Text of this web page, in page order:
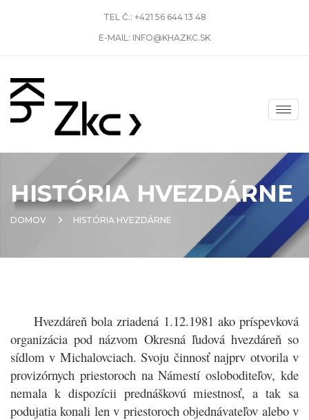
TEL Č.: +421 56 644 13 48
E-MAIL: INFO@KHAZKC.SK
HISTÓRIA HVEZDÁRNE
DOMOV HISTÓRIA HVEZDÁRNE
Hvezdáreň bola zriadená 1.12.1981 ako príspevková
organizácia pod názvom Okresná ľudová hvezdáreň so
sídlom v Michalovciach. Svoju činnosť najprv otvorila v
provizórnych priestoroch na Námestí osloboditeľov, kde
nemala k dispozícii prednáškovú miestnosť, a tak sa
podujatia konali len v priestoroch objednávateľov alebo v